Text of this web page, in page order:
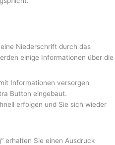
Niederschrift durch das
einige Informationen über die
Informationen versorgen
Button eingebaut.
erfolgen und Sie sich wieder
erhalten Sie einen Ausdruck